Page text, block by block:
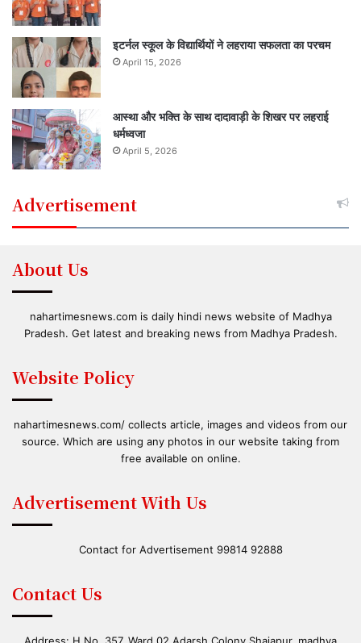
इटर्नल स्कूल के विद्यार्थियों ने लहराया सफलता का परचम
April 15, 2026
आस्था और भक्ति के साथ दादावाड़ी के शिखर पर लहराई
धर्मध्वजा
April 5, 2026
Advertisement
About Us
nahartimesnews.com is daily hindi news website of Madhya
Pradesh. Get latest and breaking news from Madhya Pradesh.
Website Policy
nahartimesnews.com/ collects article, images and videos from our
source. Which are using any photos in our website taking from
free available on online.
Advertisement With Us
Contact for Advertisement 99814 92888
Contact Us